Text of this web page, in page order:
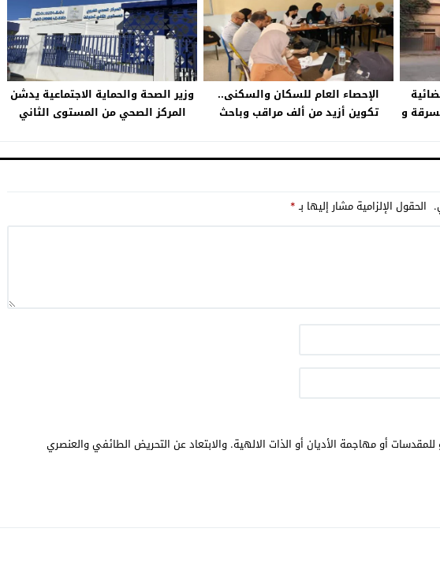
السرقة و
الإحصاء العام للسكان والسكنى..
تكوين أزيد من ألف مراقب وباحث
وزير الصحة والحماية الاجتماعية يدشن
المركز الصحي من المستوى الثاني
الحقول الإلزامية مشار إليها بـ*
أو مهاجمة الأديان أو الذات الالهية. والابتعاد عن التحريض الطائفي والعنصري